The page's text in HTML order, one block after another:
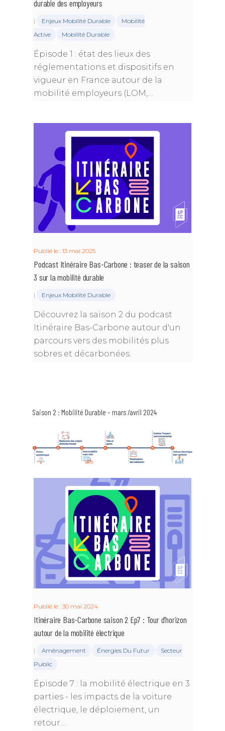
durable des employeurs
| Enjeux Mobilité Durable
Mobilité
Active
Mobilité Durable
Épisode 1 : état des lieux des
réglementations et dispositifs en
vigueur en France autour de la
mobilité employeurs (LOM,…
Publié le : 13 mai 2025
Podcast Itinéraire Bas-Carbone : teaser de la saison
3 sur la mobilité durable
| Enjeux Mobilité Durable
Découvrez la saison 2 du podcast
Itinéraire Bas-Carbone autour d'un
parcours vers des mobilités plus
sobres et décarbonées.
Saison 2 : Mobilité Durable – mars /avril 2024
Publié le : 30 mai 2024
Itinéraire Bas-Carbone saison 2 Ep7 : Tour d’horizon
autour de la mobilité électrique
| Aménagement Énergies Du Futur
Secteur
Public
Épisode 7 : la mobilité électrique en 3
parties - les impacts de la voiture
électrique, le déploiement, un
retour…
Historique
Rapports d’activité
Sommet Virtuel du
Durable
Rencontres
Conseils de la
tribunes
Articles
Podcast
Annuaire des
Contact